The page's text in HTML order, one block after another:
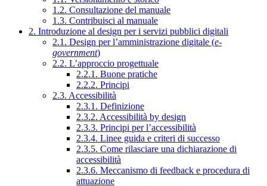
1.2. Consultazione del manuale
1.3. Contribuisci al manuale
2. Introduzione al design per i servizi pubblici digitali
2.1. Design per l’amministrazione digitale (e-
government)
2.2. L’approccio progettuale
2.2.1. Buone pratiche
2.2.2. Principi
2.3. Accessibilità
2.3.1. Definizione
2.3.2. Accessibilità by design
2.3.3. Principi per l’accessibilità
2.3.4. Linee guida e criteri di successo
2.3.5. Come rilasciare una dichiarazione di
accessibilità
2.3.6. Meccanismo di feedback e procedura di
attuazione